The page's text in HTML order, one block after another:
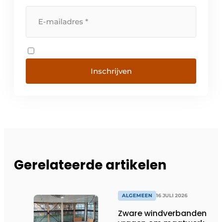
Inschrijven
Gerelateerde artikelen
ALGEMEEN 16 JULI 2026
Zware windverbanden